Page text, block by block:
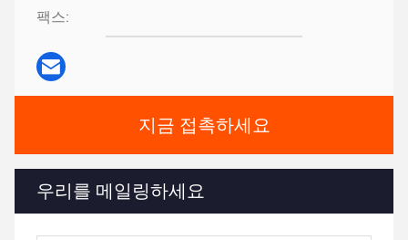
팩스:
지금 접촉하세요
우리를 메일링하세요